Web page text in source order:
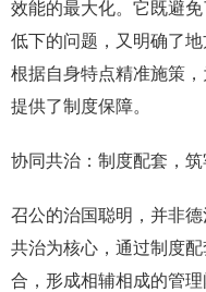
效能的最大化。它既避
低下的问题，又明确了
根据自身特点精准施策
提供了制度保障。
协同共治：制度配套，
召公的治国聪明，并非
共治为核心，通过制度
合，形成相辅相成的管